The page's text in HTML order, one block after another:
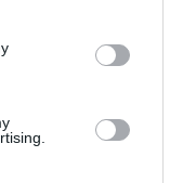
in below Google
ÉS MI TÖRTÉNIK